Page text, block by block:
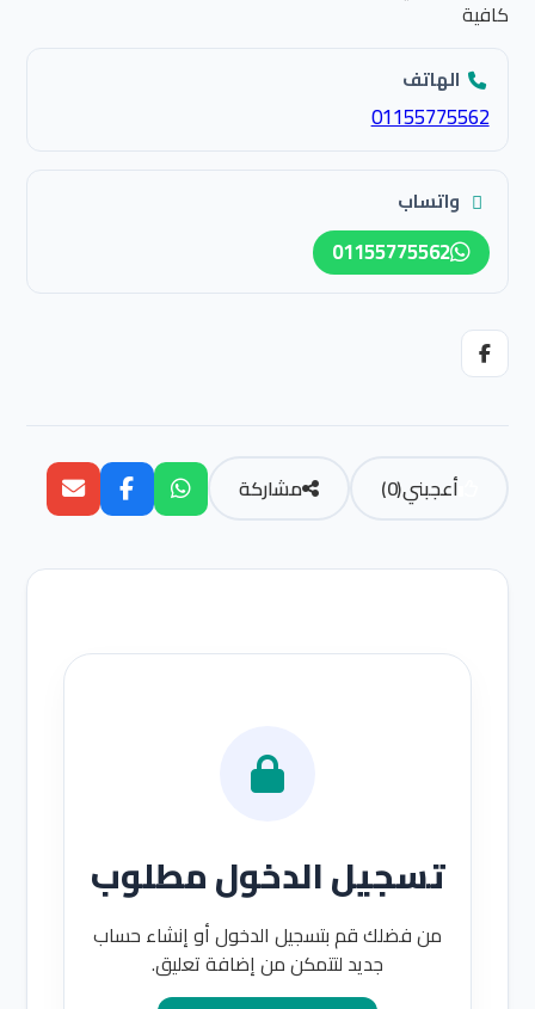
كافية
الهاتف
01155775562
واتساب
01155775562
أعجبني(
0
) مشاركة
تسجيل الدخول مطلوب
من فضلك قم بتسجيل الدخول أو إنشاء حساب
جديد لتتمكن من إضافة تعليق.